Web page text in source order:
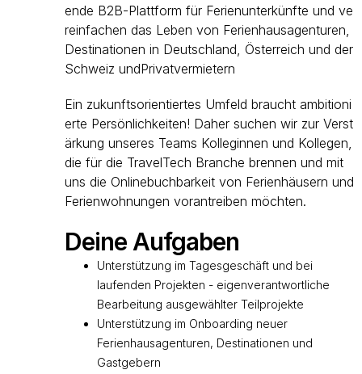
ende B2B-Plattform für Ferienunterkünfte und ve
reinfachen das Leben von Ferienhausagenturen,
Destinationen in Deutschland, Österreich und der
Schweiz undPrivatvermietern
Ein zukunftsorientiertes Umfeld braucht ambitioni
erte Persönlichkeiten! Daher suchen wir zur Verst
ärkung unseres Teams Kolleginnen und Kollegen,
die für die TravelTech Branche brennen und mit
uns die Onlinebuchbarkeit von Ferienhäusern und
Ferienwohnungen vorantreiben möchten.
Deine Aufgaben
Unterstützung im Tagesgeschäft und bei
laufenden Projekten - eigenverantwortliche
Bearbeitung ausgewählter Teilprojekte
Unterstützung im Onboarding neuer
Ferienhausagenturen, Destinationen und
Gastgebern